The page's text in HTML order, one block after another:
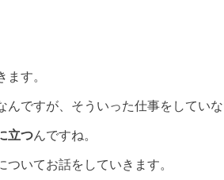
す。
ですが、そういった仕事をしてい
立つんですね。
いてお話をしていきます。